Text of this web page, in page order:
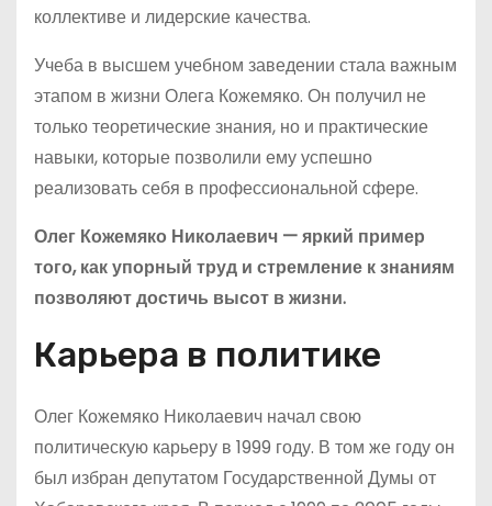
коллективе и лидерские качества.
Учеба в высшем учебном заведении стала важным
этапом в жизни Олега Кожемяко. Он получил не
только теоретические знания, но и практические
навыки, которые позволили ему успешно
реализовать себя в профессиональной сфере.
Олег Кожемяко Николаевич — яркий пример
того, как упорный труд и стремление к знаниям
позволяют достичь высот в жизни.
Карьера в политике
Олег Кожемяко Николаевич начал свою
политическую карьеру в 1999 году. В том же году он
был избран депутатом Государственной Думы от